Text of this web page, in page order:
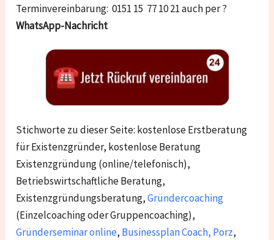
Terminvereinbarung: 0151 15 77 10 21 auch per ?
WhatsApp-Nachricht
Stichworte zu dieser Seite: kostenlose Erstberatung
für Existenzgründer, kostenlose Beratung
Existenzgründung (online/telefonisch),
Betriebswirtschaftliche Beratung,
Existenzgründungsberatung,Gründercoaching
(Einzelcoaching oder Gruppencoaching),
Gründerseminar online, Businessplan Coach, Porz,